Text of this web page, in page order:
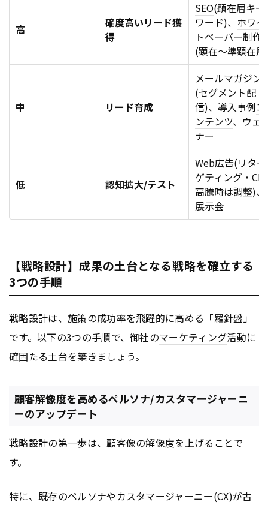
高
確度高いリード獲
得
SEO(顕在層キー
ワード)、 ホワイ
トペーパー制作
(顕在〜準顕在
中 リード育成
メールマガジン
(セグメント配
信)、導入事例コ
ンテンツ、ウェ
ナー
低 認知拡大/テスト
Web広告(リター
ゲティング・CPA
高騰時は調整)、
展示会
【戦略設計】成果の土台となる戦略を確立する
3つの手順
戦略設計は、施策の成功率を飛躍的に高める「羅針盤」
です。以下の3つの手順で、御社のマーケティング活動に
確固たる土台を築きましょう。
顧客解像度を高めるペルソナ/カスタマージャーニ
ーのアップデート
戦略設計の第一歩は、顧客像の解像度を上げることで
す。
特に、既存のペルソナやカスタマージャーニー(CX)が古